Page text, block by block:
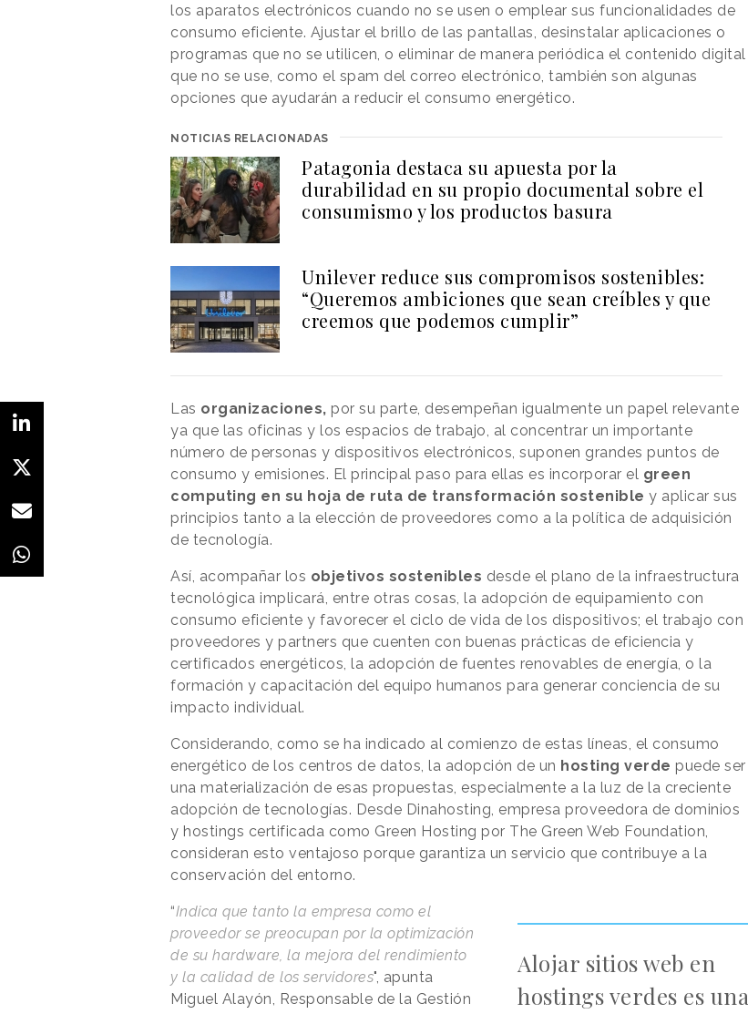
los aparatos electrónicos cuando no se usen o emplear sus funcionalidades de
consumo eficiente. Ajustar el brillo de las pantallas, desinstalar aplicaciones o
programas que no se utilicen, o eliminar de manera periódica el contenido digital
que no se use, como el spam del correo electrónico, también son algunas
opciones que ayudarán a reducir el consumo energético.
NOTICIAS RELACIONADAS
Patagonia destaca su apuesta por la
durabilidad en su propio documental sobre el
consumismo y los productos basura
Unilever reduce sus compromisos sostenibles:
“Queremos ambiciones que sean creíbles y que
creemos que podemos cumplir”
Las organizaciones, por su parte, desempeñan igualmente un papel relevante
ya que las oficinas y los espacios de trabajo, al concentrar un importante
número de personas y dispositivos electrónicos, suponen grandes puntos de
consumo y emisiones. El principal paso para ellas es incorporar el green
computing en su hoja de ruta de transformación sostenible y aplicar sus
principios tanto a la elección de proveedores como a la política de adquisición
de tecnología.
Así, acompañar los objetivos sostenibles desde el plano de la infraestructura
tecnológica implicará, entre otras cosas, la adopción de equipamiento con
consumo eficiente y favorecer el ciclo de vida de los dispositivos; el trabajo con
proveedores y partners que cuenten con buenas prácticas de eficiencia y
certificados energéticos, la adopción de fuentes renovables de energía, o la
formación y capacitación del equipo humanos para generar conciencia de su
impacto individual.
Considerando, como se ha indicado al comienzo de estas líneas, el consumo
energético de los centros de datos, la adopción de un hosting verde puede ser
una materialización de esas propuestas, especialmente a la luz de la creciente
adopción de tecnologías. Desde Dinahosting, empresa proveedora de dominios
y hostings certificada como Green Hosting por The Green Web Foundation,
consideran esto ventajoso porque garantiza un servicio que contribuye a la
conservación del entorno.
Alojar sitios web en
hostings verdes es una
“Indica que tanto la empresa como el
proveedor se preocupan por la optimización
de su hardware, la mejora del rendimiento
y la calidad de los servidores", apunta
Miguel Alayón, Responsable de la Gestión